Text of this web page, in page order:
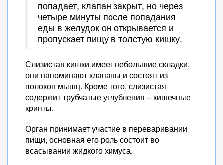
попадает, клапан закрыт, но через
четыре минуты после попадания
еды в желудок он открывается и
пропускает пищу в толстую кишку.
Слизистая кишки имеет небольшие складки,
они напоминают клапаны и состоят из
волокон мышц. Кроме того, слизистая
содержит трубчатые углубления – кишечные
крипты.
Орган принимает участие в переваривании
пищи, основная его роль состоит во
всасывании жидкого химуса.